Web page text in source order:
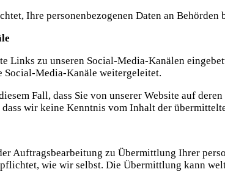
Ihre personenbezogenen Daten an Behörden
Links zu unseren Social-Media-Kanälen
Social-Media-Kanäle weitergeleitet.
Fall, dass Sie von unserer Website auf
wir keine Kenntnis vom Inhalt der
Auftragsbearbeitung zu Übermittlung Ihrer
wie wir selbst. Die Übermittlung kann